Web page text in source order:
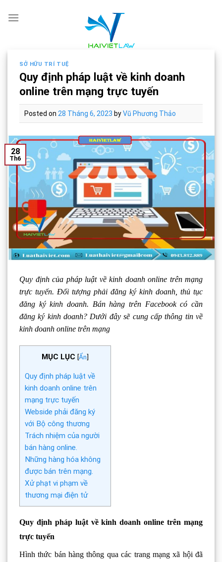
SỞ HỮU TRÍ TUỆ
Quy định pháp luật về kinh doanh
online trên mạng trực tuyến
Posted on 28 Tháng 6, 2023 byVũ Phương Thảo
28
Th6
Quy định của pháp luật về kinh doanh online trên mạng
trực tuyến. Đối tượng phải đăng ký kinh doanh, thủ tục
đăng ký kinh doanh. Bán hàng trên Facebook có cần
đăng ký kinh doanh? Dưới đây sẽ cung cấp thông tin về
kinh doanh online trên mạng
MỤC LỤC [Ẩn]
Quy định pháp luật về
kinh doanh online trên
mạng trực tuyến
Webside phải đăng ký
với Bộ công thương
Trách nhiệm của người
bán hàng online.
Những hàng hóa không
được bán trên mạng.
Xử phạt vi phạm về
thương mại điện tử
Quy định pháp luật về kinh doanh online trên mạng
trực tuyến
Hình thức bán hàng thông qua các trang mạng xã hội đã